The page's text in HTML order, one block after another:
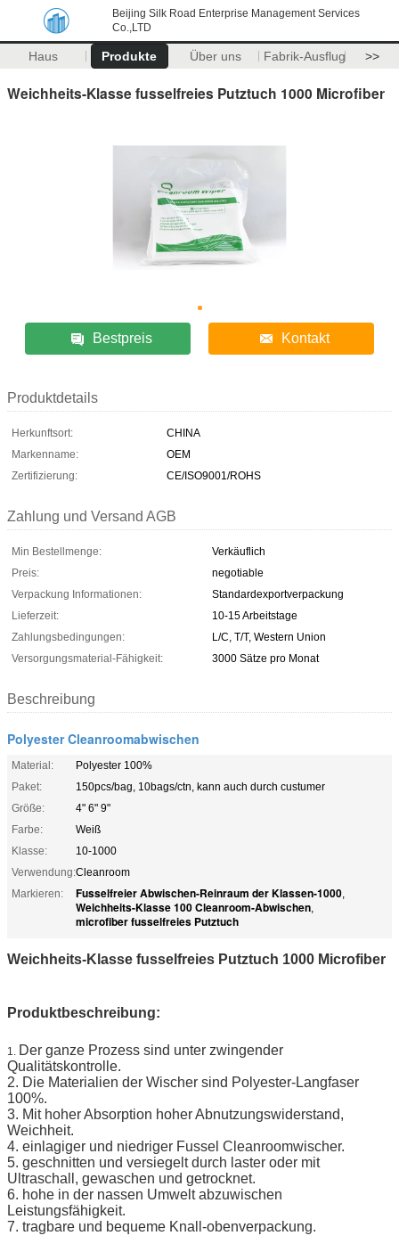
Beijing Silk Road Enterprise Management Services
Co.,LTD
Haus Produkte Über uns Fabrik-Ausflug >>
Weichheits-Klasse fusselfreies Putztuch 1000 Microfiber
Bestpreis Kontakt
Produktdetails
Herkunftsort:
CHINA
Markenname:
OEM
Zertifizierung:
CE/ISO9001/ROHS
Zahlung und Versand AGB
Min Bestellmenge:
Verkäuflich
Preis:
negotiable
Verpackung Informationen:
Standardexportverpackung
Lieferzeit:
10-15 Arbeitstage
Zahlungsbedingungen:
L/C, T/T, Western Union
Versorgungsmaterial-Fähigkeit:
3000 Sätze pro Monat
Beschreibung
Polyester Cleanroomabwischen
Material:
Polyester 100%
Paket:
150pcs/bag, 10bags/ctn, kann auch durch custumer
Größe:
4" 6" 9"
Farbe:
Weiß
Klasse:
10-1000
Verwendung:Cleanroom
Markieren:
Fusselfreier Abwischen-Reinraum der Klassen-1000,
Weichheits-Klasse 100 Cleanroom-Abwischen,
microfiber fusselfreies Putztuch
Weichheits-Klasse fusselfreies Putztuch 1000 Microfiber
Produktbeschreibung:
1. Der ganze Prozess sind unter zwingender
Qualitätskontrolle.
2. Die Materialien der Wischer sind Polyester-Langfaser
100%.
3. Mit hoher Absorption hoher Abnutzungswiderstand,
Weichheit.
4. einlagiger und niedriger Fussel Cleanroomwischer.
5. geschnitten und versiegelt durch laster oder mit
Ultraschall, gewaschen und getrocknet.
6. hohe in der nassen Umwelt abzuwischen
Leistungsfähigkeit.
7. tragbare und bequeme Knall-obenverpackung.